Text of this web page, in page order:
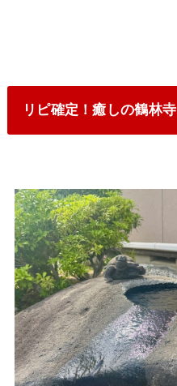
リピ確定！癒しの鶴林寺